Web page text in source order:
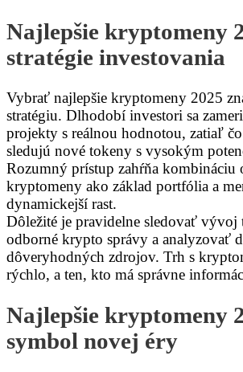
Najlepšie kryptomeny
stratégie investovania
Vybrať najlepšie kryptomeny 2025
stratégiu. Dlhodobí investori sa
projekty s reálnou hodnotou, zatiaľ
sledujú nové tokeny s vysokým
Rozumný prístup zahŕňa kombináciu
kryptomeny ako základ portfólia a
dynamickejší rast.
Dôležité je pravidelne sledovať vývoj
odborné krypto správy a analyzovať
dôveryhodných zdrojov. Trh s
rýchlo, a ten, kto má správne
Najlepšie kryptomeny
symbol novej éry